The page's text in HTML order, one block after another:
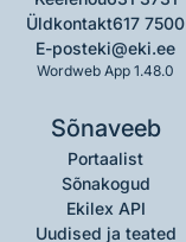
Üldkontakt617 7500
E-posteki@eki.ee
Wordweb App 1.48.0
Sõnaveeb
Portaalist
Sõnakogud
Ekilex API
Uudised ja teated